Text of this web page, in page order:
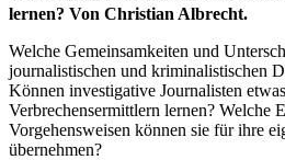
lernen? Von Christian Albrecht.
Welche Gemeinsamkeiten und
journalistischen und kriminalistischen
Können investigative Journalisten
Verbrechensermittlern lernen? Welche
Vorgehensweisen können sie für ihre
übernehmen?